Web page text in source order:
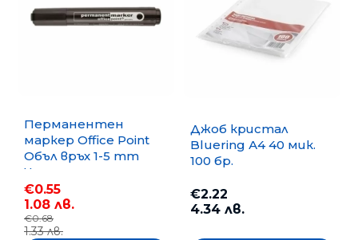
Перманентен
маркер Office Point
Объл връх 1-5 mm
Черен
€0.55
1.08 лв.
€0.68
1.33 лв.
Джоб кристал
Bluering А4 40 мик.
100 бр.
€2.22
4.34 лв.